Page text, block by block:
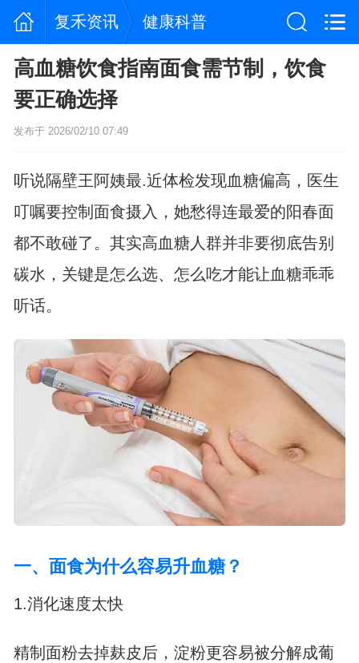
复禾资讯 健康科普
高血糖饮食指南面食需节制，饮食
要正确选择
发布于 2026/02/10 07:49
听说隔壁王阿姨最.近体检发现血糖偏高，医生
叮嘱要控制面食摄入，她愁得连最爱的阳春面
都不敢碰了。其实高血糖人群并非要彻底告别
碳水，关键是怎么选、怎么吃才能让血糖乖乖
听话。
一、面食为什么容易升血糖？
1.消化速度太快
精制面粉去掉麸皮后，淀粉更容易被分解成葡